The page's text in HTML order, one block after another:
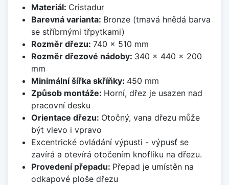
Materiál: Cristadur
Barevná varianta: Bronze (tmavá hnědá barva
se stříbrnými třpytkami)
Rozměr dřezu: 740 x 510 mm
Rozměr dřezové nádoby: 340 x 440 x 200
mm
Minimální šířka skříňky: 450 mm
Způsob montáže: Horní, dřez je usazen nad
pracovní desku
Orientace dřezu: Otočný, vana dřezu může
být vlevo i vpravo
Excentrické ovládání výpusti - výpusť se
zavírá a otevírá otočením knoflíku na dřezu.
Provedení přepadu: Přepad je umístěn na
odkapové ploše dřezu